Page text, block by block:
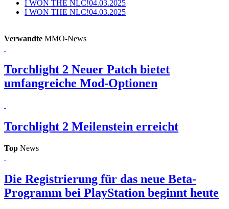
I WON THE NLC!04.03.2025
I WON THE NLC!04.03.2025
Verwandte MMO-News
Torchlight 2 Neuer Patch bietet
umfangreiche Mod-Optionen
Torchlight 2 Meilenstein erreicht
Top News
Die Registrierung für das neue Beta-
Programm bei PlayStation beginnt heute